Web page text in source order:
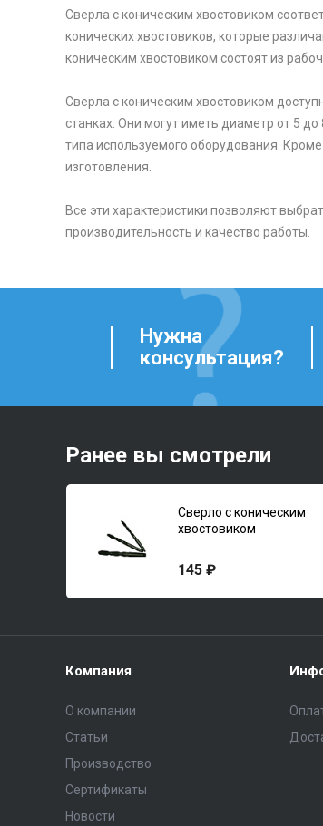
Сверла с коническим хвостовиком
конических хвостовиков, которые
коническим хвостовиком состоят из
Сверла с коническим хвостовиком
станках. Они могут иметь диаметр от 5
типа используемого оборудования.
изготовления.
Все эти характеристики позволяют
производительность и качество работы.
Нужна
консультация?
Ранее вы смотрели
Сверло с коническим
хвостовиком
145 ₽
Компания
О компании
Статьи
Производство
Сертификаты
Новости